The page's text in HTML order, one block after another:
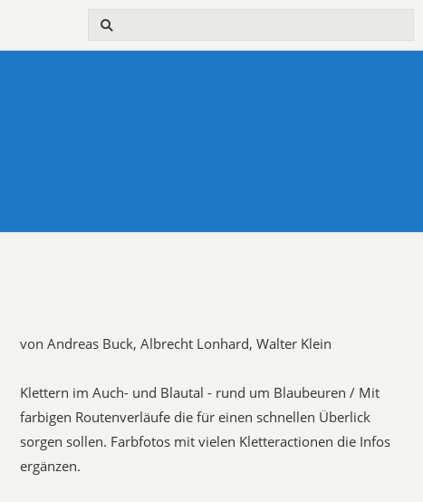
von Andreas Buck, Albrecht Lonhard, Walter Klein
Klettern im Auch- und Blautal - rund um Blaubeuren / Mit
farbigen Routenverläufe die für einen schnellen Überlick
sorgen sollen. Farbfotos mit vielen Kletteractionen die Infos
ergänzen.